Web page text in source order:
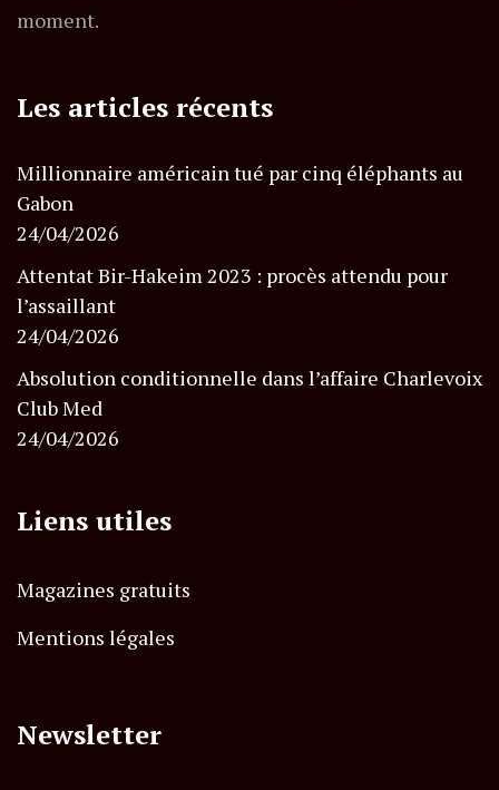
moment.
Les articles récents
Millionnaire américain tué par cinq éléphants au
Gabon
24/04/2026
Attentat Bir-Hakeim 2023 : procès attendu pour
l’assaillant
24/04/2026
Absolution conditionnelle dans l’affaire Charlevoix
Club Med
24/04/2026
Liens utiles
Magazines gratuits
Mentions légales
Newsletter